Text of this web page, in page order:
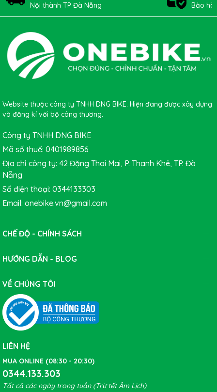
Nội thành TP Đà Nẵng Bảo
Website thuộc công ty TNHH DNG BIKE. Hiện đang được xây dựng
và đăng kí với bộ công thương.
Công ty TNHH DNG BIKE
Mã số thuế: 0401989856
Địa chỉ công ty: 42 Đặng Thai Mai, P. Thanh Khê, TP. Đà
Nẵng
Số điện thoại: 0344133303
Email: onebike.vn@gmail.com
CHẾ ĐỘ - CHÍNH SÁCH
HƯỚNG DẪN - BLOG
VỀ CHÚNG TÔI
LIÊN HỆ
MUA ONLINE (08:30 - 20:30)
0344.133.303
Tất cả các ngày trong tuần (Trừ tết Âm Lịch)